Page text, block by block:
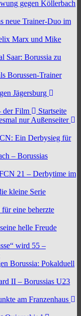
gegen Köllerbach
neue Trainer-Duo im
Marx und Mike
Saar: Borussia zu
Borussen-Trainer
Jägersburg
der Film
Startseite
nur Außenseiter
Ein Derbysieg für
– Borussias
21 – Derbytime im
kleine Serie
eine beherzte
helle Freude
wird 55 –
Borussia: Pokalduell
II – Borussias U23
am Franzenhaus